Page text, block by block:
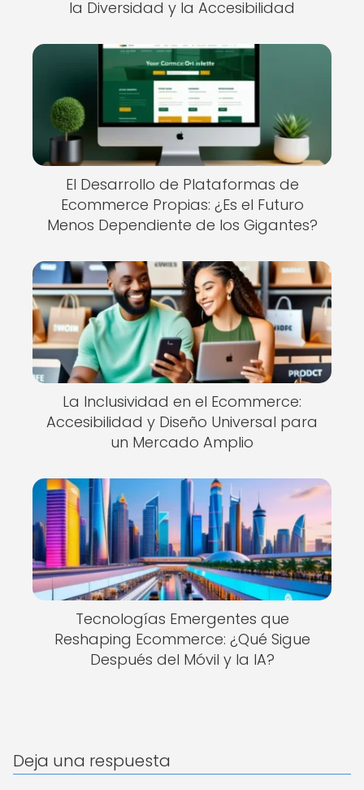
la Diversidad y la Accesibilidad
El Desarrollo de Plataformas de
Ecommerce Propias: ¿Es el Futuro
Menos Dependiente de los Gigantes?
La Inclusividad en el Ecommerce:
Accesibilidad y Diseño Universal para
un Mercado Amplio
Tecnologías Emergentes que
Reshaping Ecommerce: ¿Qué Sigue
Después del Móvil y la IA?
Deja una respuesta